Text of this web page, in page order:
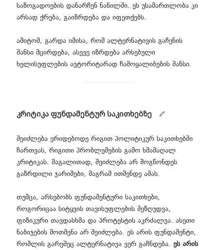
საზოგადოების დანარჩენ ნაწილში. ეს უსამართლობა კი
არსად ქრება, გაიზრდება და იფეთქებს.
ამიტომ, გარდა იმისა, რომ ალტერნატივის გაჩენის
შანსი მცირდება, ასევე იზრდება არსებული
ხელისუფლების ავტორიტარად ჩამოყალიბების შანსი.
კრიტიკა ფუნდამენტურ საკითხებზე
შეიძლება ერიდებოდე რიგით პოლიტიკურ საკითხებში
ჩართვას, რიგითი პრობლემების გამო ხმამაღალ
კრიტიკას. მაგალითად, შეიძლება არ მოგწონდეს
გაზრდილი ჯარიმები, მაგრამ ითმენდე ამას.
თუმცა, არსებობს ფუნდამენტური საკითხები,
როგორიცაა სიტყვის თავისუფლების შეზღუდვა,
ფიზიკური თავდასხმა და პროტესტის აკრძალვა. ასეთი
ნაბიჯების მოთმენა არ შეიძლება. ეს არის ფუნდამენტი,
რომლის გარეშეც ალტერნატივა ვერ გაჩნდება.ეს არის